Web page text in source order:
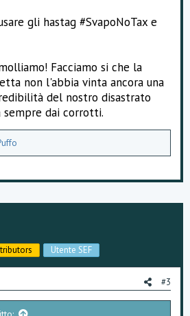
gli hastag #SvapoNoTax e
Facciamo si che la
non l'abbia vinta ancora una
del nostro disastrato
sempre dai corrotti.
Utente SEF
#3